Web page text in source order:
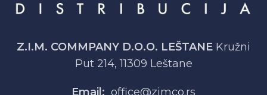
Z.I.M. COMMPANY D.O.O. LEŠTANE Kružni
Put 214, 11309 Leštane
Email: office@zimco.rs